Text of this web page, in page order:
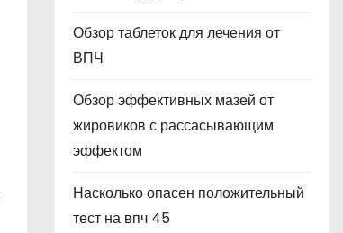
Обзор таблеток для лечения от
ВПЧ
Обзор эффективных мазей от
жировиков с рассасывающим
эффектом
Насколько опасен положительный
тест на впч 45